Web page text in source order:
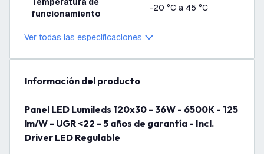
funcionamiento
-20 °C a 45 °C
Ver todas las especificaciones
información del producto
Panel LED Lumileds 120x30 - 36W - 6500K - 125
lm/W - UGR <22 - 5 años de garantía - Incl.
Driver LED Regulable